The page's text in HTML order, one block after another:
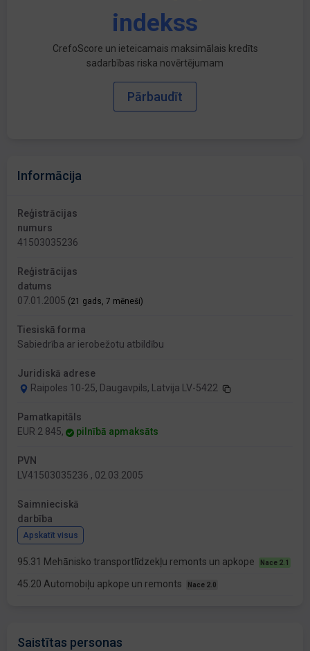
indekss
CrefoScore un ieteicamais maksimālais kredīts
sadarbības riska novērtējumam
Pārbaudīt
Informācija
Reģistrācijas
numurs
41503035236
Reģistrācijas
datums
07.01.2005 (21 gads, 7 mēneši)
Tiesiskā forma
Sabiedrība ar ierobežotu atbildību
Juridiskā adrese
Raipoles 10-25, Daugavpils, Latvija LV-5422
Pamatkapitāls
EUR 2 845,
pilnībā apmaksāts
PVN
LV41503035236 , 02.03.2005
Saimnieciskā
darbība
Apskatīt visus
95.31 Mehānisko transportlīdzekļu remonts un apkope Nace 2.1
45.20 Automobiļu apkope un remonts Nace 2.0
Saistītas personas